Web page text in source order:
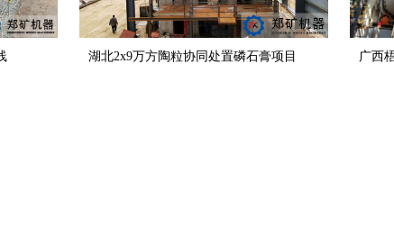
湖北2x9万方陶粒协同处置磷石膏项目 广西